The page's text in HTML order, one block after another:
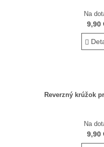
Na
9,90
Reverzný krúžok
Na
9,90